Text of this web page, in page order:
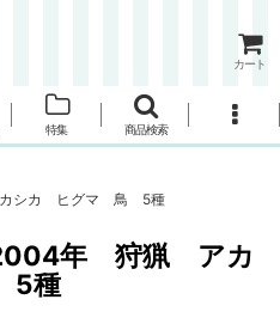
カート
特集 商品検索
シカ ヒグマ 鳥 5種
年 狩猟 アカ
種